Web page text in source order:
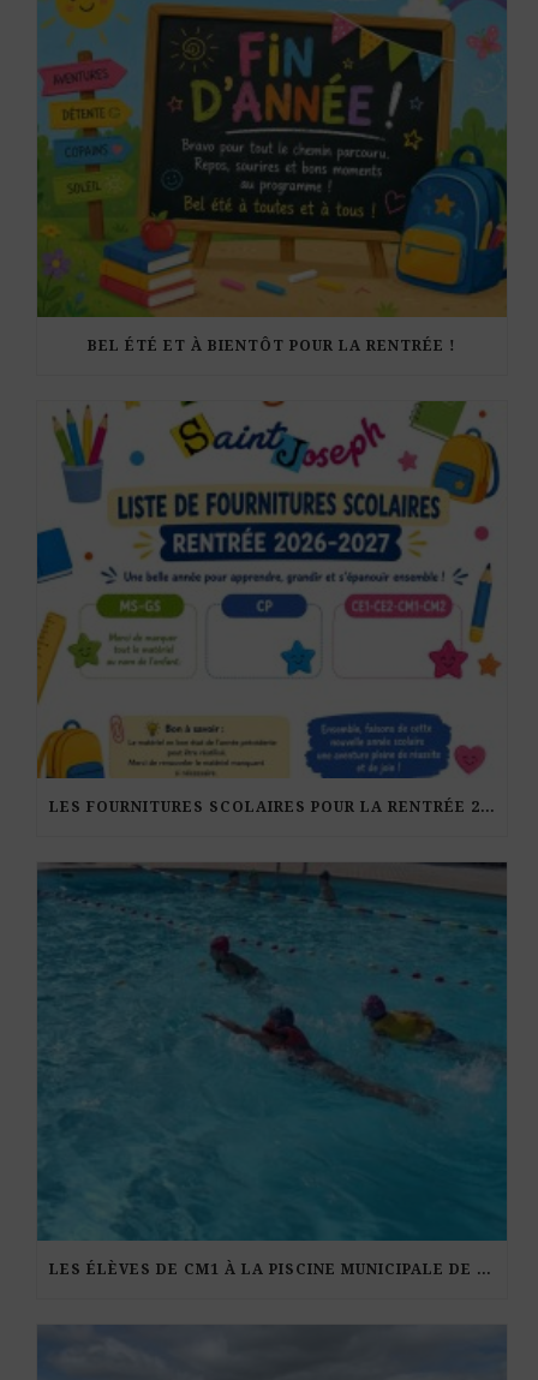
BEL ÉTÉ ET À BIENTÔT POUR LA RENTRÉE !
LES FOURNITURES SCOLAIRES POUR LA RENTRÉE 2026-27
LES ÉLÈVES DE CM1 À LA PISCINE MUNICIPALE DE KERDURAND